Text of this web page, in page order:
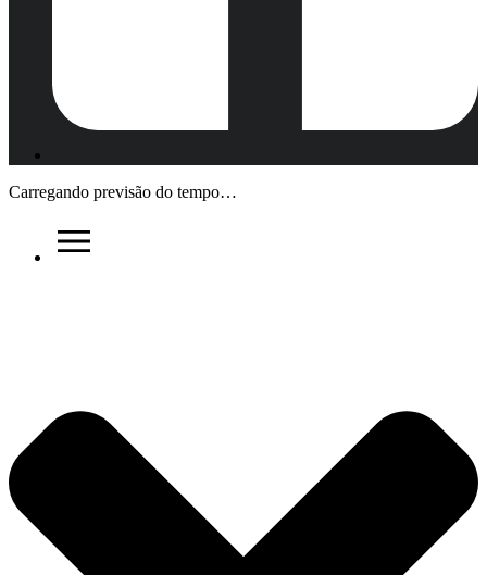
Carregando previsão do tempo…